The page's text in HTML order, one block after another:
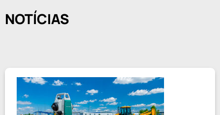
NOTÍCIAS